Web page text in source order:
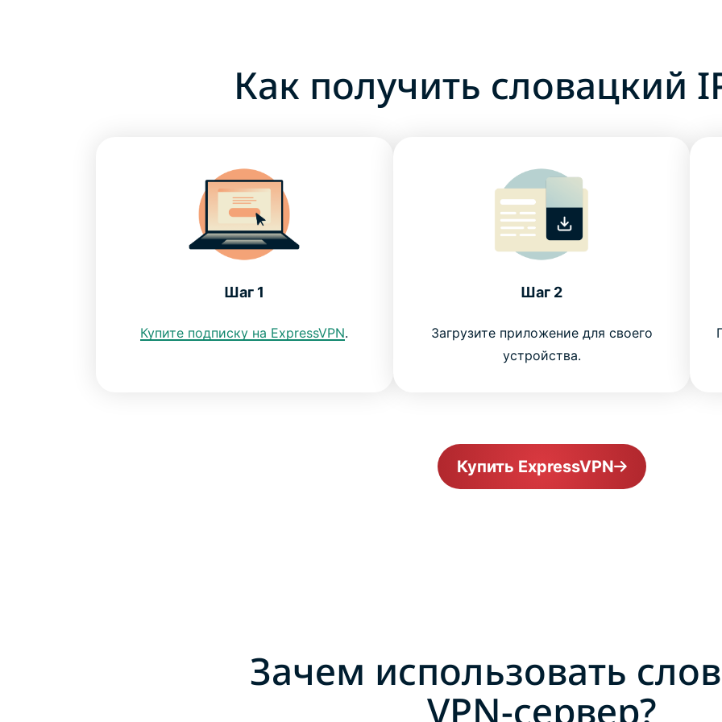
Как получить словацкий
Шаг 1
Купите подписку на ExpressVPN.
Шаг 2
Загрузите приложение для своего
устройства.
Купить ExpressVPN
Зачем использовать
VPN-сервер?